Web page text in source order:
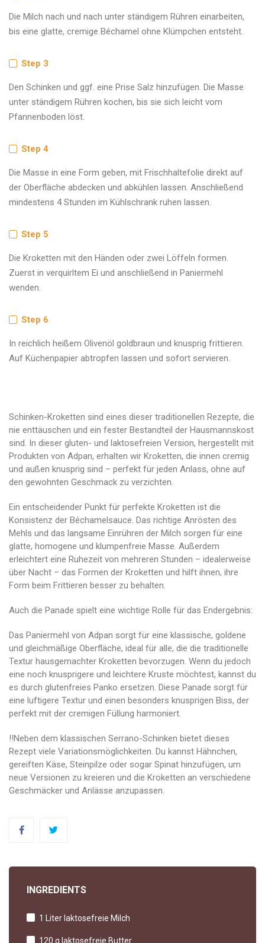
Die Milch nach und nach unter ständigem Rühren einarbeiten,
bis eine glatte, cremige Béchamel ohne Klümpchen entsteht.
Step 3
Den Schinken und ggf. eine Prise Salz hinzufügen. Die Masse
unter ständigem Rühren kochen, bis sie sich leicht vom
Pfannenboden löst.
Step 4
Die Masse in eine Form geben, mit Frischhaltefolie direkt auf
der Oberfläche abdecken und abkühlen lassen. Anschließend
mindestens 4 Stunden im Kühlschrank ruhen lassen.
Step 5
Die Kroketten mit den Händen oder zwei Löffeln formen.
Zuerst in verquirltem Ei und anschließend in Paniermehl
wenden.
Step 6
In reichlich heißem Olivenöl goldbraun und knusprig frittieren.
Auf Küchenpapier abtropfen lassen und sofort servieren.
Schinken-Kroketten sind eines dieser traditionellen Rezepte, die
nie enttäuschen und ein fester Bestandteil der Hausmannskost
sind. In dieser gluten- und laktosefreien Version, hergestellt mit
Produkten von Adpan, erhalten wir Kroketten, die innen cremig
und außen knusprig sind – perfekt für jeden Anlass, ohne auf
den gewohnten Geschmack zu verzichten.
Ein entscheidender Punkt für perfekte Kroketten ist die
Konsistenz der Béchamelsauce. Das richtige Anrösten des
Mehls und das langsame Einrühren der Milch sorgen für eine
glatte, homogene und klumpenfreie Masse. Außerdem
erleichtert eine Ruhezeit von mehreren Stunden – idealerweise
über Nacht – das Formen der Kroketten und hilft ihnen, ihre
Form beim Frittieren besser zu behalten.
Auch die Panade spielt eine wichtige Rolle für das Endergebnis:
Das Paniermehl von Adpan sorgt für eine klassische, goldene
und gleichmäßige Oberfläche, ideal für alle, die die traditionelle
Textur hausgemachter Kroketten bevorzugen. Wenn du jedoch
eine noch knusprigere und leichtere Kruste möchtest, kannst du
es durch glutenfreies Panko ersetzen. Diese Panade sorgt für
eine luftigere Textur und einen besonders knusprigen Biss, der
perfekt mit der cremigen Füllung harmoniert.
‼️Neben dem klassischen Serrano-Schinken bietet dieses
Rezept viele Variationsmöglichkeiten. Du kannst Hähnchen,
gereiften Käse, Steinpilze oder sogar Spinat hinzufügen, um
neue Versionen zu kreieren und die Kroketten an verschiedene
Geschmäcker und Anlässe anzupassen.
INGREDIENTS
1 Liter laktosefreie Milch
120 g laktosefreie Butter